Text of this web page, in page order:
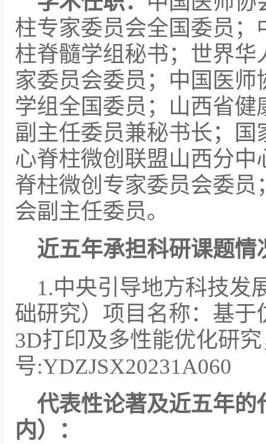
柱专家委员会全国委员
柱脊髓学组秘书；世界
家委员会委员；中国医
学组全国委员；山西省
副主任委员兼秘书长；
心脊柱微创联盟山西分
脊柱微创专家委员会委
会副主任委员。
近五年承担科研课题情
1.中央引导地方科技发
础研究）项目名称：基
3D打印及多性能优化研
号:YDZJSX20231A060
代表性论著及近五年的
内）：